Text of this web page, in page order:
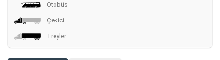
Otobüs
Çekici
Treyler